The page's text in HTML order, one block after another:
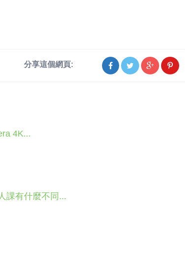
分享這個網頁:
4K...
課有什麼不同...